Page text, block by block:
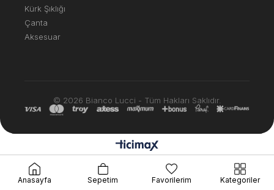
Kürk Şıklığı
Çanta
Aksesuar
© 2026 Bianco Lucci - Tüm Hakları Saklıdır.
Anasayfa Sepetim Favorilerim Kategoriler